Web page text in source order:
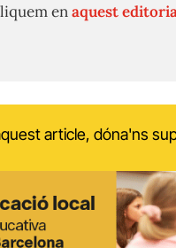
enaquest
article, dóna'ns